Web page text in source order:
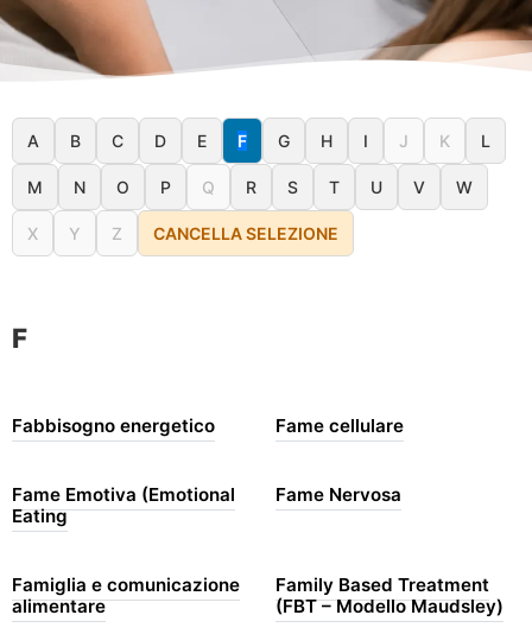
A B C D E F G H I J K L
M N O P Q R S T U V W
X Y Z CANCELLA SELEZIONE
F
Fabbisogno energetico Fame cellulare
Fame Emotiva (Emotional
Eating
Fame Nervosa
Famiglia e comunicazione
alimentare
Family Based Treatment
(FBT – Modello Maudsley)